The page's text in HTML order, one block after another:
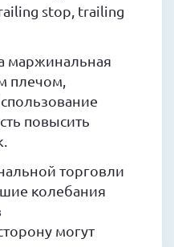
stop, trailing
маржинальная
плечом,
повысить
торговли
колебания
могут